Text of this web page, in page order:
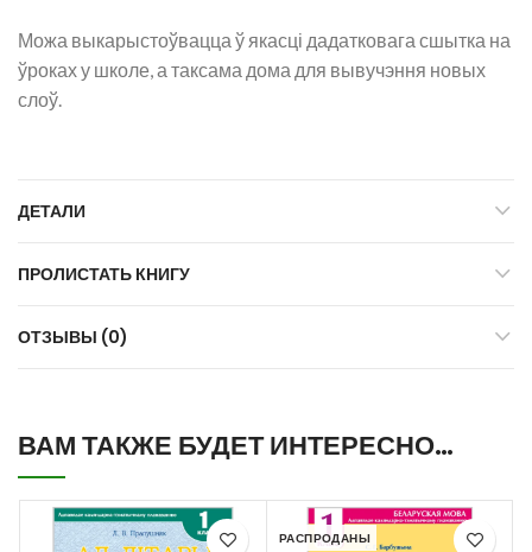
Можа выкарыстоўвацца ў якасці дадатковага сшытка на
ўроках у школе, а таксама дома для вывучэння новых
слоў.
ДЕТАЛИ
ПРОЛИСТАТЬ КНИГУ
ОТЗЫВЫ (0)
ВАМ ТАКЖЕ БУДЕТ ИНТЕРЕСНО…
РАСПРОДАНЫ